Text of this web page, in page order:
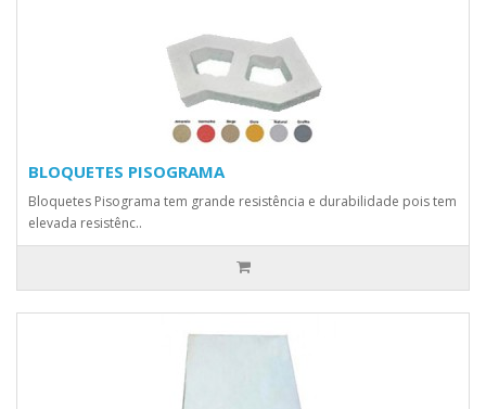
BLOQUETES PISOGRAMA
Bloquetes Pisograma tem grande resistência e durabilidade pois tem
elevada resistênc..